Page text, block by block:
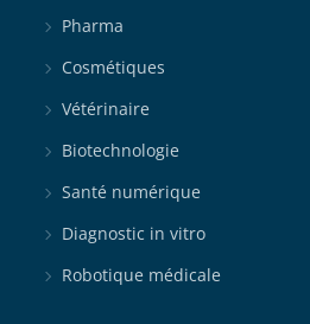
Pharma
Cosmétiques
Vétérinaire
Biotechnologie
Santé numérique
Diagnostic in vitro
Robotique médicale